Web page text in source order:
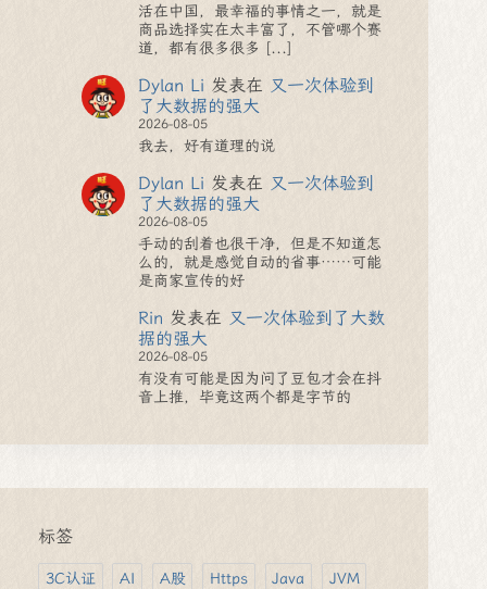
活在中国，最幸福的事情之一，就是
商品选择实在太丰富了，不管哪个赛
道，都有很多很多 [...]
Dylan Li 发表在 又一次体验到
了大数据的强大
2026-08-05
我去，好有道理的说
Dylan Li 发表在 又一次体验到
了大数据的强大
2026-08-05
手动的刮着也很干净，但是不知道怎
么的，就是感觉自动的省事……可能
是商家宣传的好
Rin 发表在 又一次体验到了大数
据的强大
2026-08-05
有没有可能是因为问了豆包才会在抖
音上推，毕竟这两个都是字节的
标签
3C认证 AI A股 Https Java JVM